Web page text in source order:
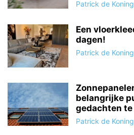
Patrick de Koning
Een
dagen!
Patrick de Koning
belangrijke
gedachten te
Patrick de Koning